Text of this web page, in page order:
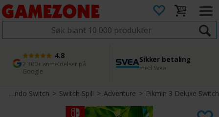
4.8
2 300+ anmeldelser på
Google
Sikker betaling
med Svea
1 dags levering
Bestill innen kl. 12
45 dager returfrist
Enkel retur
Nintendo Switch>Switch Spill>Adventure> Pikmin 3 Deluxe Switch